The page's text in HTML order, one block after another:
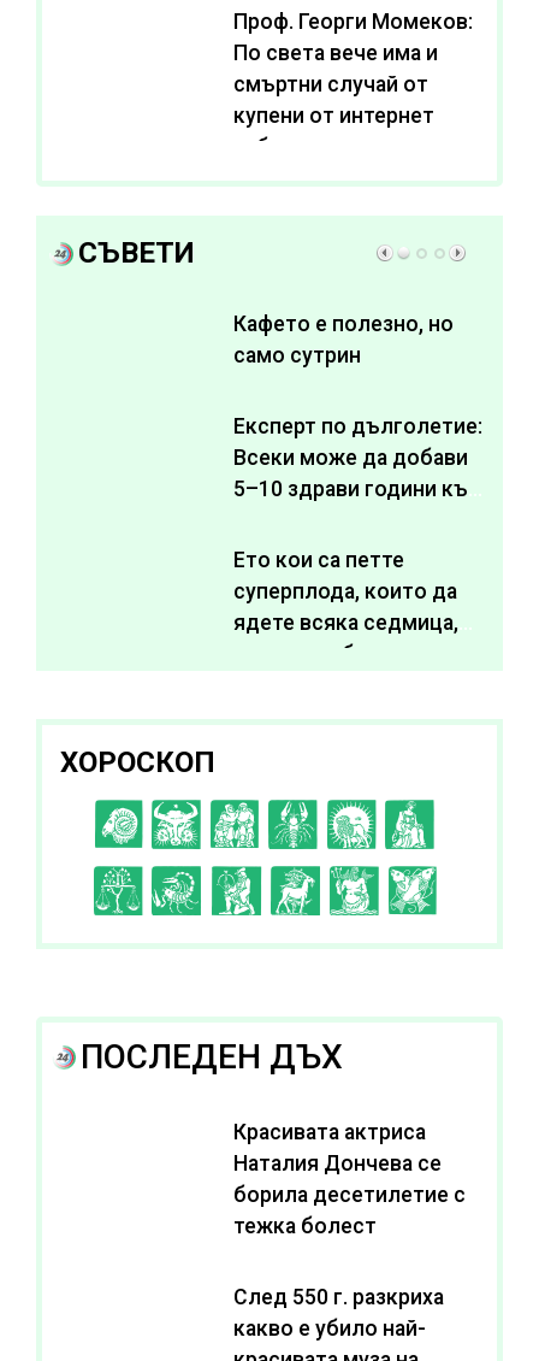
Проф. Георги Момеков:
По света вече има и
смъртни случай от
купени от интернет
субстанции за
отслабване
СЪВЕТИ
Кафето е полезно, но
само сутрин
Експерт по дълголетие:
Всеки може да добави
5–10 здрави години към
Ето кои са петте
суперплода, които да
ядете всяка седмица,
за да подобрите
ХОРОСКОП
C D EFGH
I J K L A B
ПОСЛЕДЕН ДЪХ
Красивата актриса
Наталия Дончева се
борила десетилетие с
тежка болест
След 550 г. разкриха
какво е убило най-